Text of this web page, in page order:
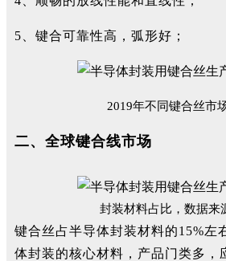
5、键合可靠性高，弧形好；
2019年不同键合丝市
二、全球键合线市场
封装材料占比，数据来
键合丝占半导体封装材料的15%左
体封装的核心材料，产品门类多，